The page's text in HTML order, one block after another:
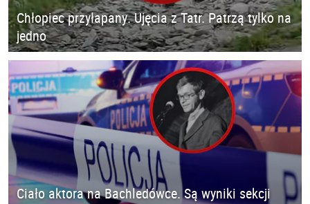
Chłopiec przyłapany. Ujęcia z Tatr. Patrzą tylko na
jedno
Ciało aktora na Bachledówce. Są wyniki sekcji